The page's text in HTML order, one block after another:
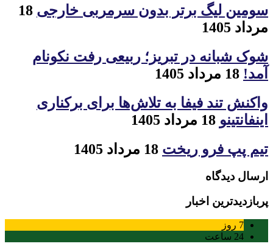
سومین لیگ برتر بدون سرمربی خارجی 18
مرداد 1405
شوک شبانه در تبریز؛ ربیعی رفت نکونام
آمد!
واکنش تند فیفا به تلاش‌ها برای برکناری
اینفانتینو
تیم پپ فرو ریخت
ارسال دیدگاه
پربازدیدترین اخبار
7 روز
24 ساعت